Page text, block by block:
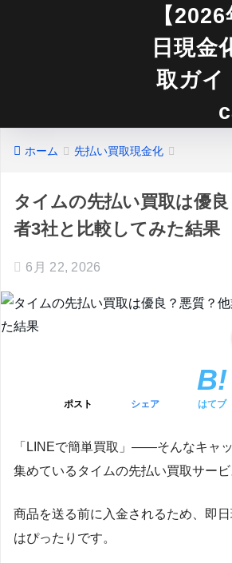
【
日現金
取ガイ
ホーム 先払い買取現金化
タイムの先払い買取は優
者3社と比較してみた結果
6月 22, 2026
ポスト シェア はてブ
「LINEで簡単買取」――そんなキャ
集めているタイムの先払い買取サービ
商品を送る前に入金されるため、即
はぴったりです。